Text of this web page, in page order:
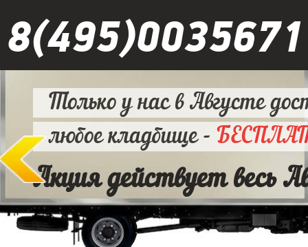
8(495)0035671
Только у нас в Августе
любое кладбище -
Акция действует весь